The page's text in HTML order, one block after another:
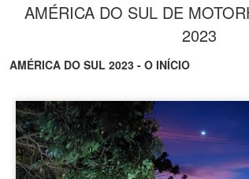
AMÉRICA DO SUL DE
2023
AMÉRICA DO SUL 2023 - O INÍCIO
ZÁMEC